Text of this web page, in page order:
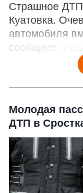
Страшное
Куатовка.
автомобиля
сообщает
Молодая
ДТП в